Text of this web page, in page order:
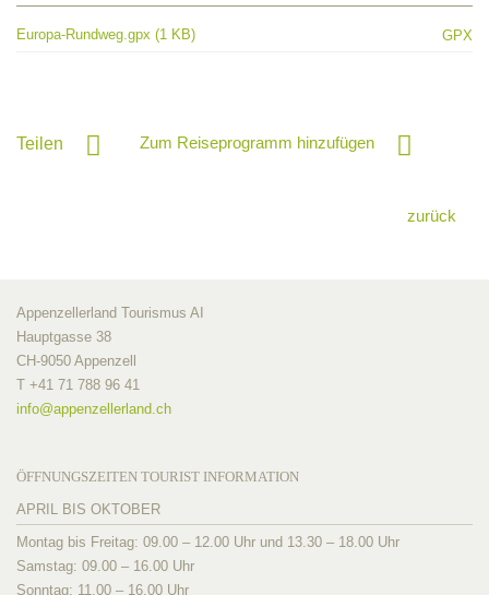
Europa-Rundweg.gpx (1 KB) GPX
Teilen Zum Reiseprogramm hinzufügen
zurück
Appenzellerland Tourismus AI
Hauptgasse 38
CH-9050 Appenzell
T +41 71 788 96 41
info@appenzellerland.ch
ÖFFNUNGSZEITEN TOURIST INFORMATION
APRIL BIS OKTOBER
Montag bis Freitag: 09.00 – 12.00 Uhr und 13.30 – 18.00 Uhr
Samstag: 09.00 – 16.00 Uhr
Sonntag: 11.00 – 16.00 Uhr